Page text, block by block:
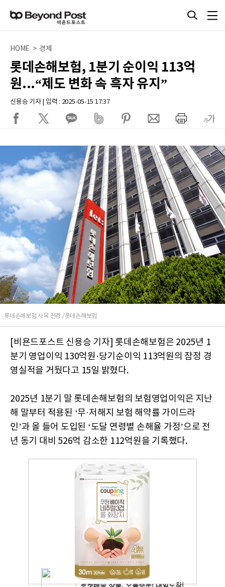
HOME > 경제
롯데손해보험, 1분기 순이익 113억
원...“제도 변화 속 흑자 유지”
신용승 기자 | 입력 : 2025-05-15 17:37
롯데손해보험 사옥 전경./롯데손해보험
[비욘드포스트 신용승 기자] 롯데손해보험은 2025년 1
분기 영업이익 130억원·당기순이익 113억원의 잠정 경
영실적을 거뒀다고 15일 밝혔다.
2025년 1분기 말 롯데손해보험의 보험영업이익은 지난
해 말부터 적용된 ‘무·저해지 보험 해약률 가이드라
인’과 올 들어 도입된 ‘도달 연령별 손해율 가정’으로 전
년 동기 대비 526억 감소한 112억원을 기록했다.